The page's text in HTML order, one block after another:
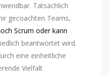
Tatsächlich
gecoachten Teams,
Scrum oder kann
beantwortet wird.
eine einheitliche
Vielfalt